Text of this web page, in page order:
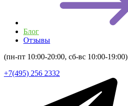
Блог
Отзывы
(пн-пт 10:00-20:00, сб-вс 10:00-19:00)
+7(495) 256 2332